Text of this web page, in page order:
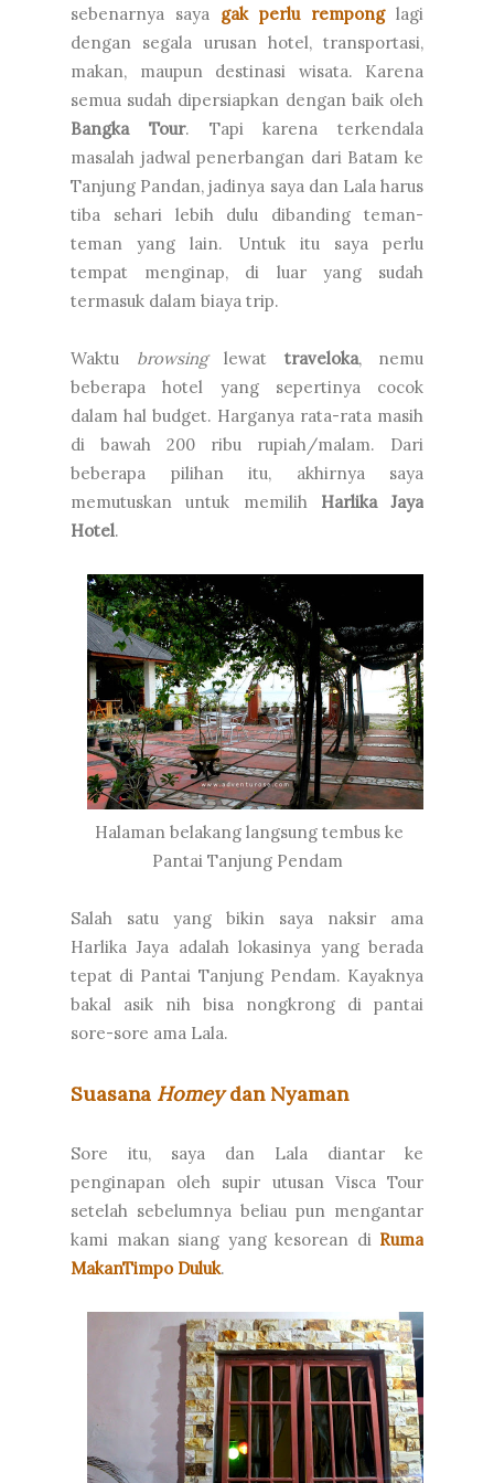
sebenarnya saya gak perlu remponglagi
dengan segala urusan hotel, transportasi,
makan, maupun destinasi wisata. Karena
semua sudah dipersiapkan dengan baik oleh
Bangka Tour. Tapi karena terkendala
masalah jadwal penerbangan dari Batam ke
Tanjung Pandan, jadinya saya dan Lala harus
tiba sehari lebih dulu dibanding teman-
teman yang lain. Untuk itu saya perlu
tempat menginap, di luar yang sudah
termasuk dalam biaya trip.
Waktu browsinglewat traveloka, nemu
beberapa hotel yang sepertinya cocok
dalam hal budget. Harganya rata-rata masih
di bawah 200 ribu rupiah/malam. Dari
beberapa pilihan itu, akhirnya saya
memutuskan untuk memilih Harlika Jaya
Hotel.
Halaman belakang langsung tembus ke
Pantai Tanjung Pendam
Salah satu yang bikin saya naksir ama
Harlika Jaya adalah lokasinya yang berada
tepat di Pantai Tanjung Pendam. Kayaknya
bakal asik nih bisa nongkrong di pantai
sore-sore ama Lala.
Suasana Homeydan Nyaman
Sore itu, saya dan Lala diantar ke
penginapan oleh supir utusan Visca Tour
setelah sebelumnya beliau pun mengantar
kami makan siang yang kesorean di Ruma
MakanTimpo Duluk.